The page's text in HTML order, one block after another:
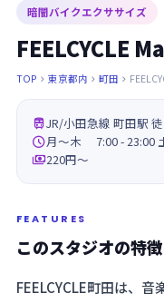
暗闇バイクエクササイズ
FEELCYCLE
TOP  東京都内  町田 
JR/小田急線 町田駅
月～木 7:00 - 23:00
220円〜
FEATURES
このスタジオの特徴
FEELCYCLE町田は、